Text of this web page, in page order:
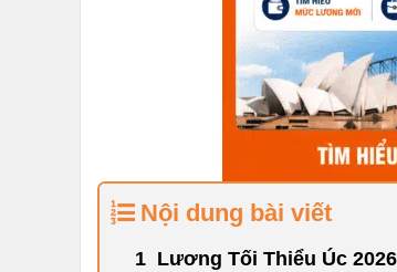
Nội dung bài viết
Lương Tối Thiểu Úc